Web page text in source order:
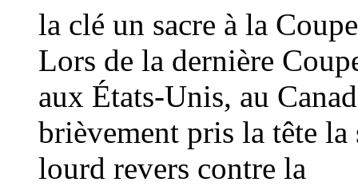
la clé un sacre à la
Lors de la dernière
aux États-Unis, au
brièvement pris la tête
lourd revers contre la